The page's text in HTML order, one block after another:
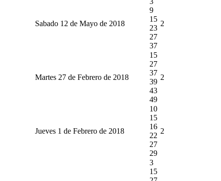
Sabado 12 de Mayo de 2018
9
15
23
27
37
2
Martes 27 de Febrero de 2018
15
27
37
39
43
49
2
Jueves 1 de Febrero de 2018
10
15
16
22
27
29
2
3
15